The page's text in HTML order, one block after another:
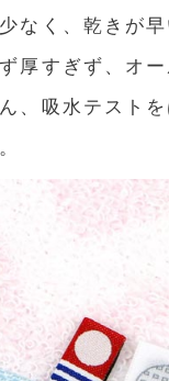
なく、乾きが
厚すぎず、オー
、吸水テスト